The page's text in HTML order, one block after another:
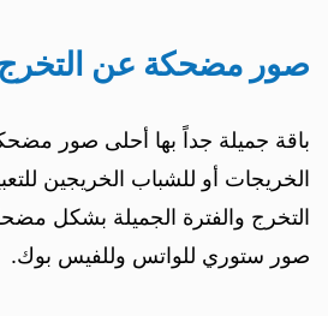
صور مضحكة عن التخرج
باقة جميلة جداً بها أحلى صور
الخريجات أو للشباب الخريجين
التخرج والفترة الجميلة بشكل
صور ستوري للواتس وللفيس بوك.